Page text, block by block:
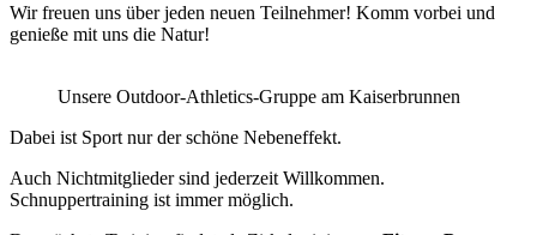
Wir freuen uns über jeden neuen Teilnehmer! Komm vorbei und
genieße mit uns die Natur!
Unsere Outdoor-Athletics-Gruppe am Kaiserbrunnen
Dabei ist Sport nur der schöne Nebeneffekt.
Auch Nichtmitglieder sind jederzeit Willkommen.
Schnuppertraining ist immer möglich.